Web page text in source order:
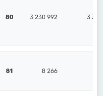
80 3 230 992 3
81 8 266